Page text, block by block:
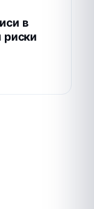
в
риски